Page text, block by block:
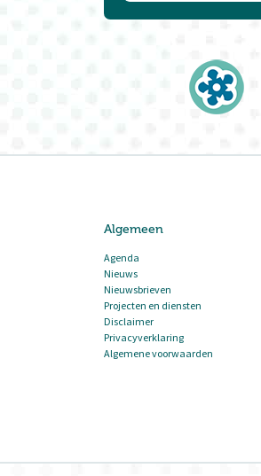
Algemeen
Agenda
Nieuws
Nieuwsbrieven
Projecten en diensten
Disclaimer
Privacyverklaring
Algemene voorwaarden